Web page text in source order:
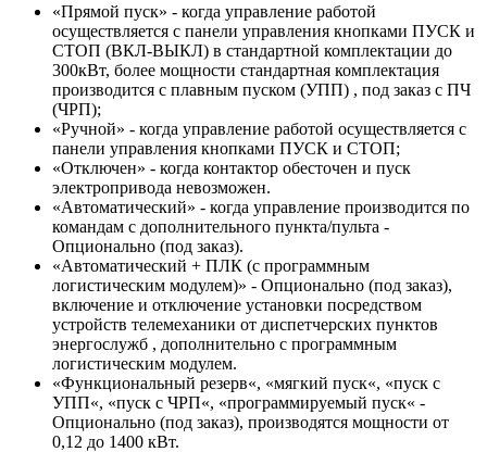
«Прямой пуск» - когда управление работой
осуществляется с панели управления кнопками ПУСК и
СТОП (ВКЛ-ВЫКЛ) в стандартной комплектации до
300кВт, более мощности стандартная комплектация
производится с плавным пуском (УПП) , под заказ с ПЧ
(ЧРП);
«Ручной» - когда управление работой осуществляется с
панели управления кнопками ПУСК и СТОП;
«Отключен» - когда контактор обесточен и пуск
электропривода невозможен.
«Автоматический» - когда управление производится по
командам с дополнительного пункта/пульта -
Опционально (под заказ).
«Автоматический + ПЛК (с программным
логистическим модулем)» - Опционально (под заказ),
включение и отключение установки посредством
устройств телемеханики от диспетчерских пунктов
энергослужб , дополнительно с программным
логистическим модулем.
«Функциональный резерв«, «мягкий пуск«, «пуск с
УПП«, «пуск с ЧРП«, «программируемый пуск« -
Опционально (под заказ), производятся мощности от
0,12 до 1400 кВт.